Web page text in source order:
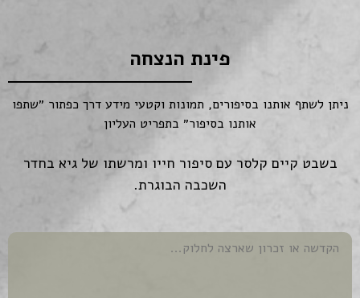
פינת הנצחה
ניתן לשתף אותנו בסיפורים, תמונות וקטעי מידע דרך כפתור ״שתפו
אותנו בסיפור״ בתפריט העליון
בשבט קיים קלסר עם סיפור חייו ומרשתו של גיא בחדר
השכבה הבוגרת.